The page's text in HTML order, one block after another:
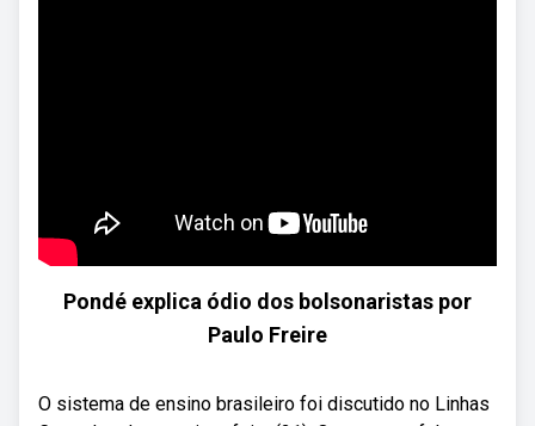
Pondé explica ódio dos bolsonaristas por
Paulo Freire
O sistema de ensino brasileiro foi discutido no Linhas